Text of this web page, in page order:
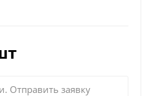
Отправить заявку